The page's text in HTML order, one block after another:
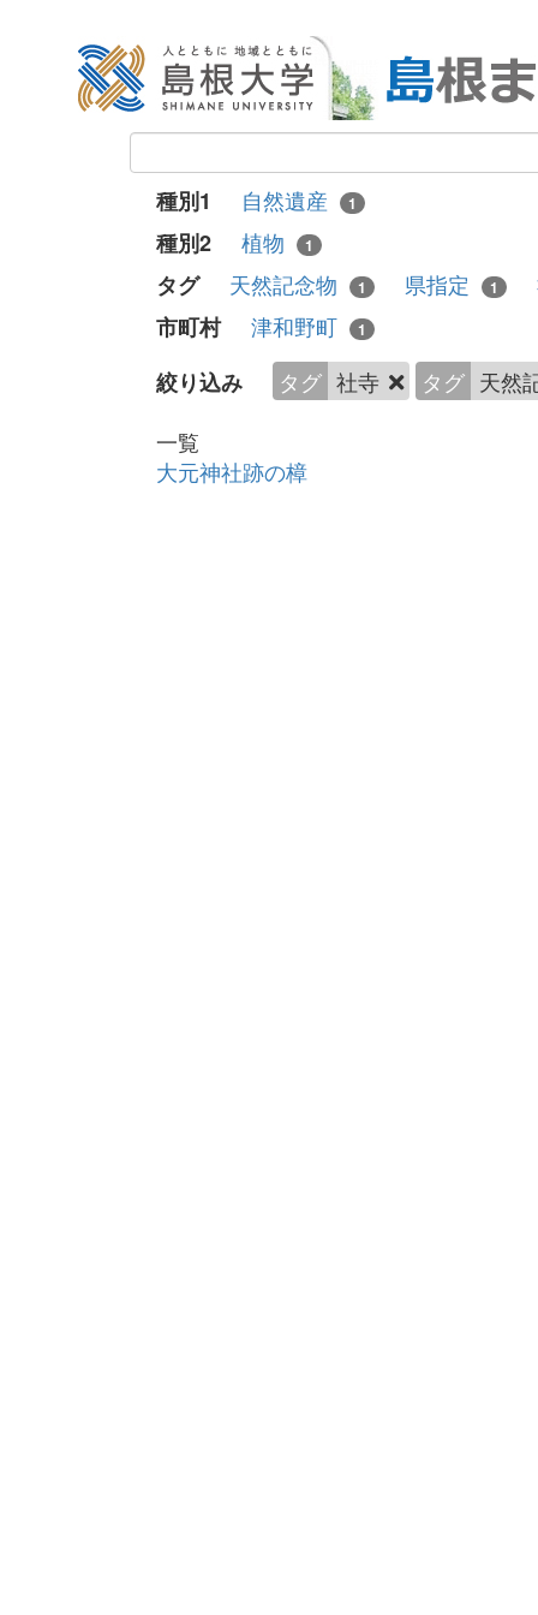
種別1 自然遺産 1
種別2 植物 1
タグ 天然記念物 1 県指定 1
市町村
津和野町 1
絞り込み タグ 社寺 タグ 天然
一覧
大元神社跡の樟